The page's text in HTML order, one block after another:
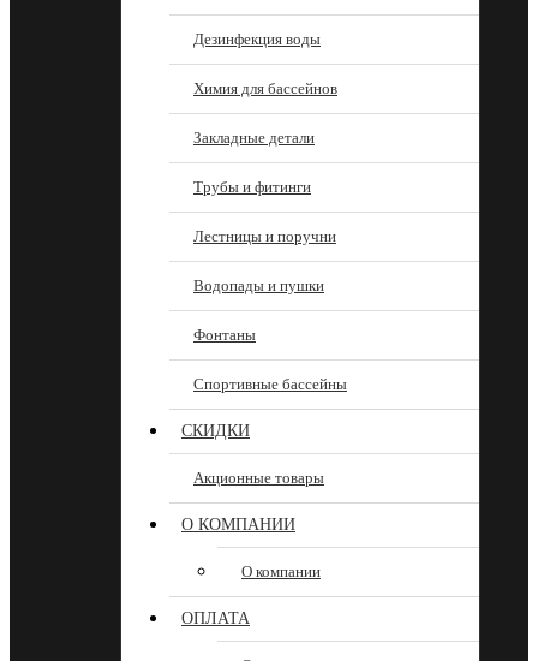
Дезинфекция воды
Химия для бассейнов
Закладные детали
Трубы и фитинги
Лестницы и поручни
Водопады и пушки
Фонтаны
Спортивные бассейны
СКИДКИ
Акционные товары
О КОМПАНИИ
О компании
ОПЛАТА